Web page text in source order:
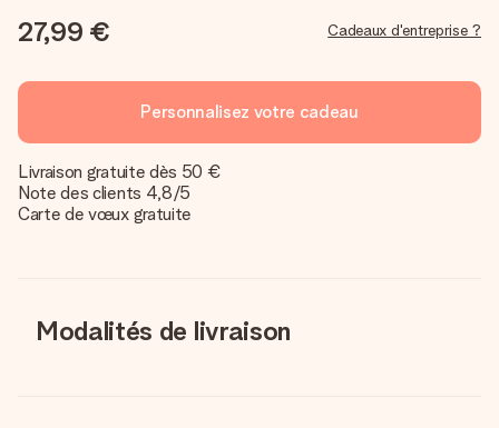
27,99 € Cadeaux d'entreprise ?
Personnalisez votre cadeau
Livraison gratuite dès 50 €
Note des clients 4,8/5
Carte de vœux gratuite
Modalités de livraison